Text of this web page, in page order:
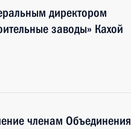
директором
заводы» Кахой
членам Объединения